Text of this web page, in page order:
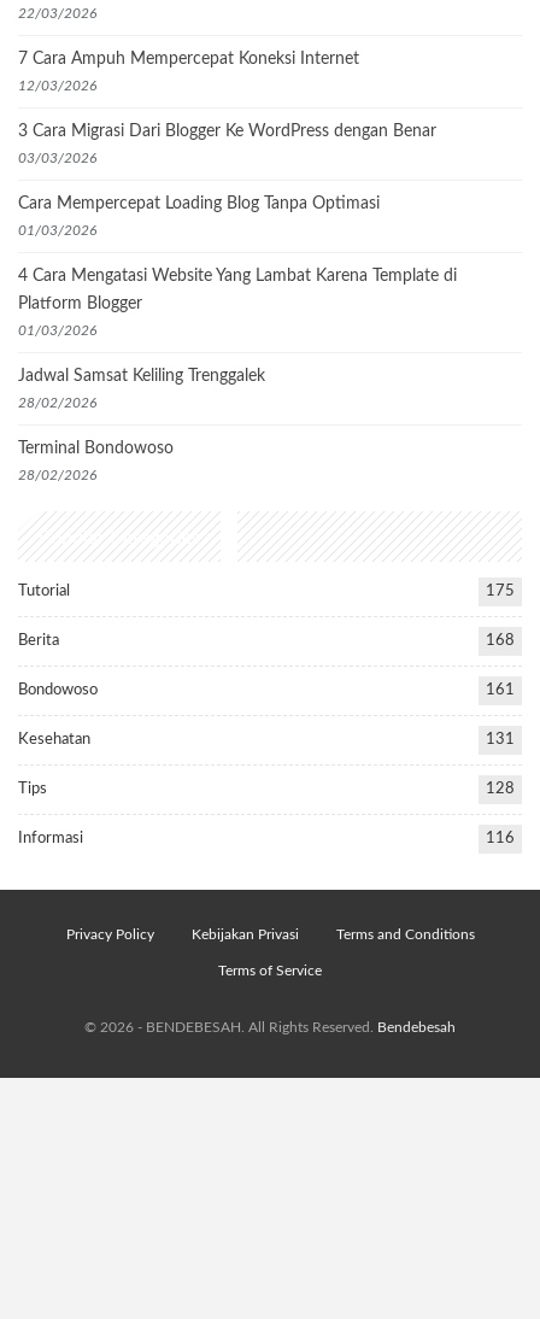
22/03/2026
7 Cara Ampuh Mempercepat Koneksi Internet
12/03/2026
3 Cara Migrasi Dari Blogger Ke WordPress dengan Benar
03/03/2026
Cara Mempercepat Loading Blog Tanpa Optimasi
01/03/2026
4 Cara Mengatasi Website Yang Lambat Karena Template di
Platform Blogger
01/03/2026
Jadwal Samsat Keliling Trenggalek
28/02/2026
Terminal Bondowoso
28/02/2026
Popular Categories
Tutorial 175
Berita 168
Bondowoso 161
Kesehatan 131
Tips 128
Informasi 116
Privacy Policy Kebijakan Privasi Terms and Conditions
Terms of Service
© 2026 - BENDEBESAH. All Rights Reserved. Bendebesah